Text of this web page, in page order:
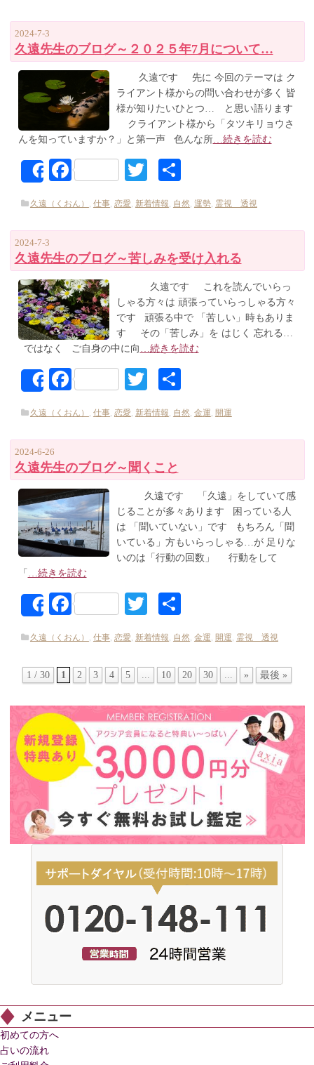
2024-7-3
久遠先生のブログ～２０２５年7月について…
久遠です 先に 今回のテーマは ク
ライアント様からの問い合わせが多く 皆
様が知りたいひとつ… と思い語ります
クライアント様から「タツキリョウさ
んを知っていますか？」と第一声 色んな所…続きを読む
ShareFacebook Twitter
久遠（くおん） 仕事, 恋愛, 新着情報 自然, 運勢, 霊視 透視
2024-7-3
久遠先生のブログ～苦しみを受け入れる
久遠です これを読んでいらっ
しゃる方々は 頑張っていらっしゃる方々
です 頑張る中で 「苦しい」時もありま
す その「苦しみ」を はじく 忘れる…
ではなく ご自身の中に向 …続きを読む
ShareFacebook Twitter
久遠（くおん） 仕事, 恋愛, 新着情報 自然, 金運 開運
2024-6-26
久遠先生のブログ～聞くこと
久遠です 「久遠」をしていて感
じることが多々あります 困っている人
は 「聞いていない」です もちろん「聞
いている」方もいらっしゃる…が 足りな
いのは「行動の回数」 行動をして
「
…続きを読む
ShareFacebook Twitter
久遠（くおん） 仕事, 恋愛, 新着情報 自然, 金運 開運 霊視 透視
1 / 30 1 2 3 4 5 10 20 30 » 最後 »
メニュー
初めての方へ
占いの流れ